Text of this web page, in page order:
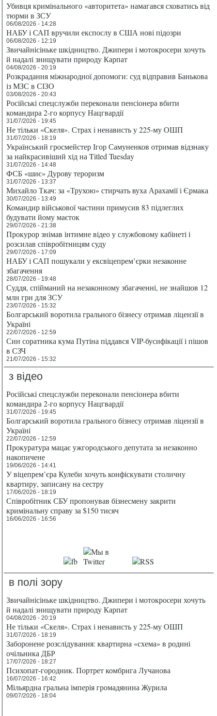
Убивця кримінального «авторитета» намагався сховатись від
тюрми в ЗСУ
06/08/2026 - 14:28
НАБУ і САП вручили експослу в США нові підозри
06/08/2026 - 12:19
Звичайнісіньке шкідництво. Джипери і мотокросери хочуть
й надалі знищувати природу Карпат
04/08/2026 - 20:19
Розкрадання міжнародної допомоги: суд відправив Банькова
із МЗС в СІЗО
03/08/2026 - 20:43
Російські спецслужби переконали пенсіонера вбити
командира 2-го корпусу Нацгвардії
31/07/2026 - 19:45
Не тільки «Скеля». Страх і ненависть у 225-му ОШП
31/07/2026 - 18:19
Український гросмейстер Ігор Самуненков отримав відзнаку
за найкрасивіший хід на Titled Tuesday
31/07/2026 - 14:48
ФСБ «шиє» Дурову тероризм
31/07/2026 - 13:37
Михайло Ткач: за «Трухою» стирчать вуха Арахамії і Єрмака
30/07/2026 - 13:49
Командир військової частини примусив 83 підлеглих
будувати йому маєток
29/07/2026 - 21:38
Прокурор знімав інтимне відео у службовому кабінеті і
розсилав співробітницям суду
29/07/2026 - 17:09
НАБУ і САП пошукали у ексвіцепрем’єрки незаконне
збагачення
28/07/2026 - 19:48
Суддя, спійманий на незаконному збагаченні, не знайшов 12
млн грн для ЗСУ
23/07/2026 - 15:32
Болгарський воротила грального бізнесу отримав ліцензії в
Україні
22/07/2026 - 12:59
Син соратника кума Путіна піддався VIP-бусифікації і пішов
в СЗЧ
21/07/2026 - 15:32
з відео
Російські спецслужби переконали пенсіонера вбити
командира 2-го корпусу Нацгвардії
31/07/2026 - 19:45
Болгарський воротила грального бізнесу отримав ліцензії в
Україні
22/07/2026 - 12:59
Прокуратура мацає ужгородського депутата за незаконно
накопичене
19/06/2026 - 14:41
У віцепрем’єра Кулеби хочуть конфіскувати столичну
квартиру, записану на сестру
17/06/2026 - 18:19
Співробітник СБУ пропонував бізнесмену закрити
кримінальну справу за $150 тисяч
16/06/2026 - 16:56
в полі зору
Звичайнісіньке шкідництво. Джипери і мотокросери хочуть
й надалі знищувати природу Карпат
04/08/2026 - 20:19
Не тільки «Скеля». Страх і ненависть у 225-му ОШП
31/07/2026 - 18:19
Заборонене розслідування: квартирна «схема» в родині
очільника ДБР
17/07/2026 - 18:27
Психопат-городник. Портрет комбрига Лучанова
16/07/2026 - 16:42
Мільярдна гральна імперія громадянина Журила
09/07/2026 - 18:04